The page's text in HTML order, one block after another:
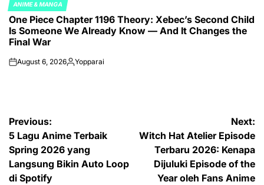
POSTED
IN
ANIME & MANGA
One Piece Chapter 1196 Theory: Xebec’s Second Child
Is Someone We Already Know — And It Changes the
Final War
onAugust 6, 2026Posted
Yopparai
Post
navigation
Previous:
5 Lagu Anime Terbaik
Spring 2026 yang
Langsung Bikin Auto Loop
di Spotify
Next:
Witch Hat Atelier Episode
Terbaru 2026: Kenapa
Dijuluki Episode of the
Year oleh Fans Anime